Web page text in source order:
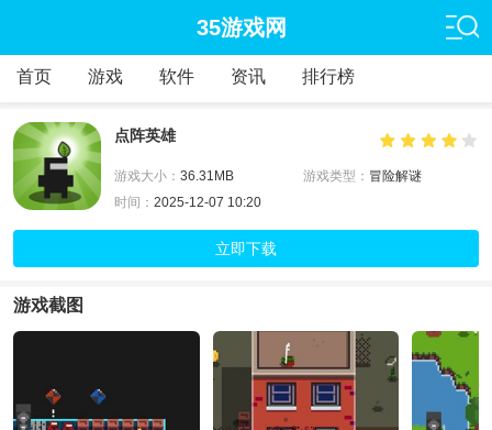
35游戏网
首页 游戏 软件 资讯 排行榜
点阵英雄
游戏大小： 36.31MB 游戏类型： 冒险解谜
时间： 2025-12-07 10:20
立即下载
游戏截图